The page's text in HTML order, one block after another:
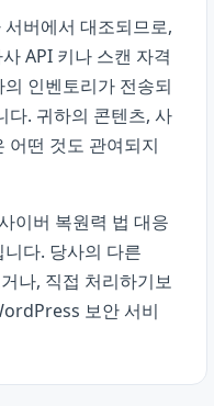
버에서 대조되므로,
API 키나 스캔 자격
인벤토리가 전송되
다. 귀하의 콘텐츠, 사
어떤 것도 관여되지
이버 복원력 법 대응
다. 당사의 다른
나, 직접 처리하기보
보안 서비